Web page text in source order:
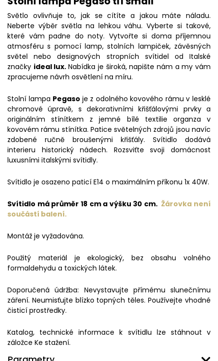
Světlo ovlivňuje to, jak se cítíte a jakou máte náladu.
Neberte výběr světla na lehkou váhu. Vyberte si takové,
které vám padne do noty. Vytvořte si doma příjemnou
atmosféru s pomocí lamp, stolních lampiček, závěsných
světel nebo designových stropních svítidel od Italské
značky ideal lux.Nabídka je široká, napište nám a my vám
zpracujeme návrh osvětlení na míru.
Stolní lampa Pegaso je z odolného kovového rámu v lesklé
chromové úpravě, s dekorativními křišťálovými prvky a
originálním stínítkem z jemné bílé textilie organza v
kovovém rámu stínítka. Patice světelných zdrojů jsou navíc
zdobené ručně broušenými křišťály. Svítidlo dodává
interieru historický nádech. Rozsviťte svoji domácnost
luxusními italskými svítidly.
Svítidlo je osazeno paticí E14 o maximálním příkonu 1x 40W.
Svítidlo má průměr 18 cm a výšku 30 cm.Žárovka není
součástí balení.
Montáž je vyžadována.
Použitý materiál je ekologický, bez obsahu volného
formaldehydu a toxických látek.
Doporučená údržba: Nevystavujte přímému slunečnímu
záření. Neumisťujte blízko topných těles. Používejte vhodné
čisticí prostředky.
Katalog, technické informace k svítidlu lze stáhnout v
záložce Ke stažení.